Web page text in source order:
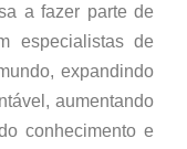
a fazer parte de
especialistas de
expandindo
aumentando
conhecimento e